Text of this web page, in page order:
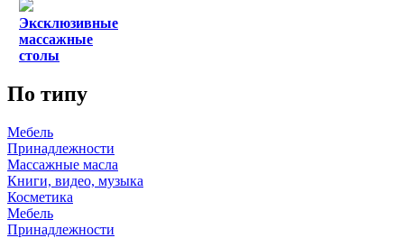
Эксклюзивные
массажные
столы
По типу
Мебель
Принадлежности
Массажные масла
Книги, видео, музыка
Косметика
Мебель
Принадлежности